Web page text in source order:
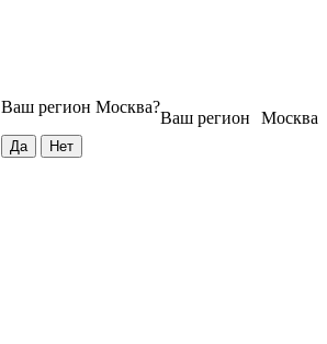
Москва
Ваш регион
Ваш регион Москва?